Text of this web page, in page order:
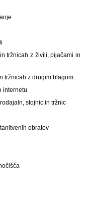
tržnicah z živili, pijačami in
tržnicah z drugim blagom
internetu
stojnic in tržnic
obratov